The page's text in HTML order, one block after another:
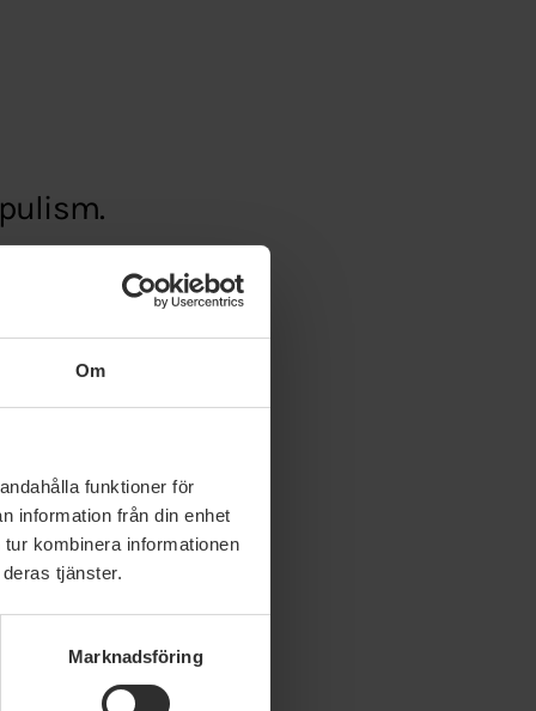
Om
funktioner för
information från din enhet
kombinera informationen
tjänster.
Marknadsföring
?